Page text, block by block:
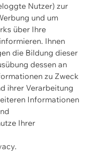
Nutzer) zur
und um
über Ihre
Ihnen
die Bildung dieser
dessen an
zu Zweck
ihrer Verarbeitung
Informationen
Ihrer